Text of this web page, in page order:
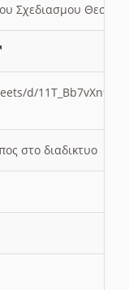
Σχεδιασμου
d/
στο διαδικτυο